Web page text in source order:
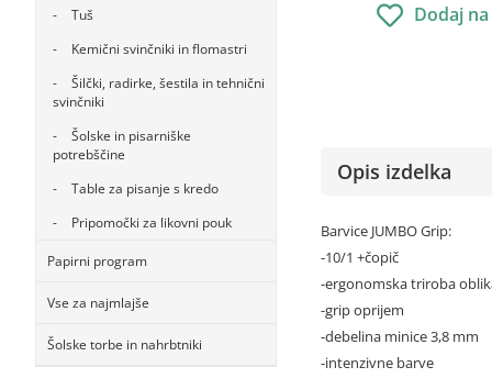
Tuš
Kemični svinčniki in flomastri
Šilčki, radirke, šestila in tehnični
svinčniki
Šolske in pisarniške
potrebščine
Table za pisanje s kredo
Pripomočki za likovni pouk
Papirni program
Vse za najmlajše
Šolske torbe in nahrbtniki
Dodaj
Opis izdelka
Barvice JUMBO Grip:
-10/1 +čopič
-ergonomska triroba
-grip oprijem
-debelina minice 3,8 mm
-intenzivne barve